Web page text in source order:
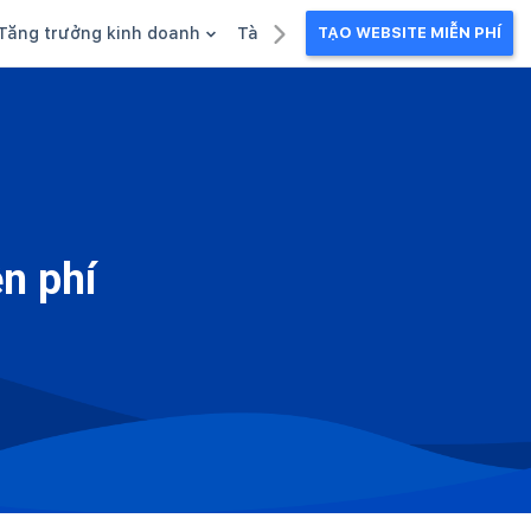
trưởng kinh doanh Tài liệu kinh doanhTẠO WEBSITE MIỄN PHÍ
phí